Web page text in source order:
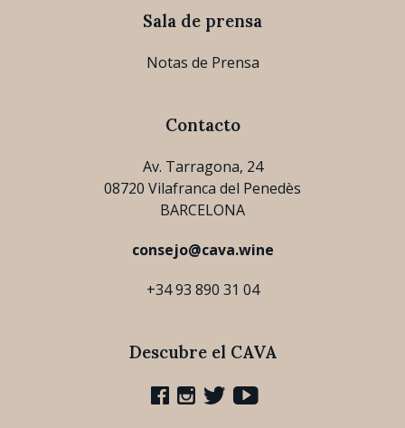
Sala de prensa
Notas de Prensa
Contacto
Av. Tarragona, 24
08720 Vilafranca del Penedès
BARCELONA
consejo@cava.wine
+34 93 890 31 04
Descubre el CAVA